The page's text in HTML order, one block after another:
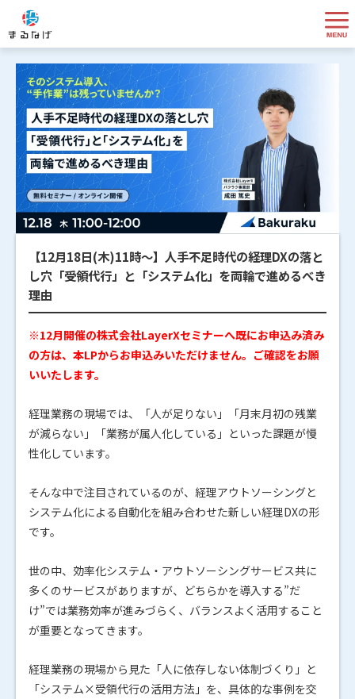
【12月18日(木)11時～】人手不足時代の経理DXの落と
し穴「受領代行」と「システム化」を両輪で進めるべき
理由
※12月開催の株式会社LayerXセミナーへ既にお申込み済み
の方は、本LPからお申込みいただけません。ご確認をお願
いいたします。
経理業務の現場では、「人が足りない」「月末月初の残業
が減らない」「業務が属人化している」といった課題が慢
性化しています。
そんな中で注目されているのが、経理アウトソーシングと
システム化による自動化を組み合わせた新しい経理DXの形
です。
世の中、効率化システム・アウトソーシングサービス共に
多くのサービスがありますが、どちらかを導入する”だ
け”では業務効率が進みづらく、バランスよく活用すること
が重要となってきます。
経理業務の現場から見た「人に依存しない体制づくり」と
「システム×受領代行の活用方法」を、具体的な事例を交